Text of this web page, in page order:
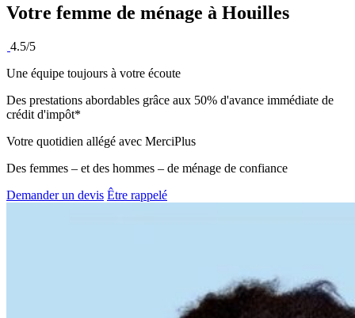
Votre femme de ménage à Houilles
4.5/5
Une équipe toujours à votre écoute
Des prestations abordables grâce aux 50% d'avance immédiate de
crédit d'impôt*
Votre quotidien allégé avec MerciPlus
Des femmes – et des hommes – de ménage de confiance
Demander un devis Être rappelé